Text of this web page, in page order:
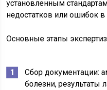
установленным
недостатков или ошибок
Основные этапы
Сбор документации:
болезни, результаты